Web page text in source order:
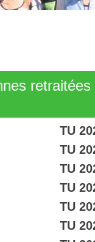
retraitées
TU
TU
TU
TU
TU
TU